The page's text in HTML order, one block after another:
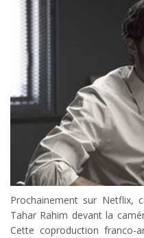
Prochainement sur Netflix,
Tahar Rahim devant la
Cette coproduction franco-